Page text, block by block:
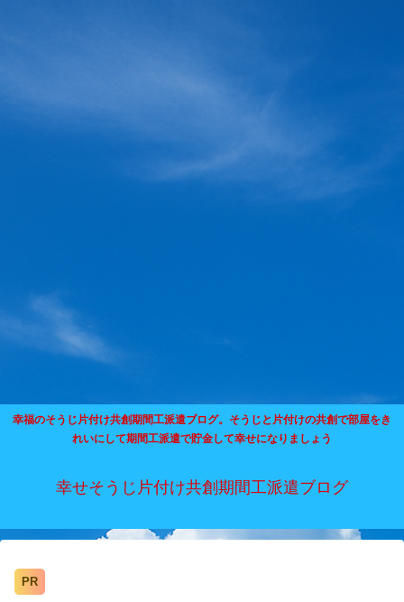
幸福のそうじ片付け共創期間工派遣ブログ。そうじと片付けの共創で部屋をき
れいにして期間工派遣で貯金して幸せになりましょう
幸せそうじ片付け共創期間工派遣ブログ
PR